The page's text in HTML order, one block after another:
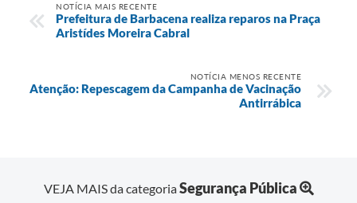
NOTÍCIA MAIS RECENTE
Prefeitura de Barbacena realiza reparos na Praça
Aristídes Moreira Cabral
NOTÍCIA MENOS RECENTE
Atenção: Repescagem da Campanha de Vacinação
Antirrábica
VEJA MAIS da categoriaSegurança Pública